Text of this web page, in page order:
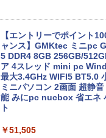
ノートパソコン Surface
7世代Core i5-7300U WEB
ndows 11 Pro MS 0ffice
2.3型 2K液晶(2560x1440)
P Bluetooth
￥24,890
【エントリーでポイント
ャンス】GMKtec ミニpc
5 DDR4 8GB 256GB/
ア 4スレッド mini pc
最大3.4GHz WIFI5 BT5.0
ミニパソコン 2画面 超静
能 みにpc nucbox 省エネ
ト
￥51,505